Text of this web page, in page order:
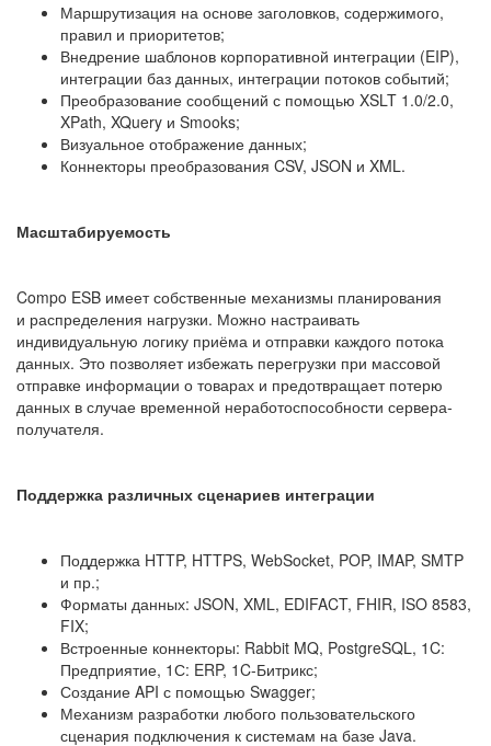
Маршрутизация на основе заголовков, содержимого,
правил и приоритетов;
Внедрение шаблонов корпоративной интеграции (EIP),
интеграции баз данных, интеграции потоков событий;
Преобразование сообщений с помощью XSLT 1.0/2.0,
XPath, XQuery и Smooks;
Визуальное отображение данных;
Коннекторы преобразования CSV, JSON и XML.
Масштабируемость
Compo ESB имеет собственные механизмы планирования
и распределения нагрузки. Можно настраивать
индивидуальную логику приёма и отправки каждого потока
данных. Это позволяет избежать перегрузки при массовой
отправке информации о товарах и предотвращает потерю
данных в случае временной неработоспособности сервера-
получателя.
Поддержка различных сценариев интеграции
Поддержка HTTP, HTTPS, WebSocket, POP, IMAP, SMTP
и пр.;
Форматы данных: JSON, XML, EDIFACT, FHIR, ISO 8583,
FIX;
Встроенные коннекторы: Rabbit MQ, PostgreSQL, 1C:
Предприятие, 1С: ERP, 1C-Битрикс;
Создание API с помощью Swagger;
Механизм разработки любого пользовательского
сценария подключения к системам на базе Java.